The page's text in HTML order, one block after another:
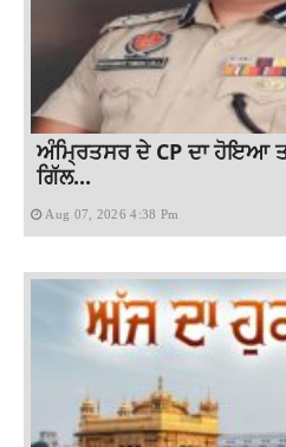
ਅੰਮ੍ਰਿਤਸਰ ਦੇ CP ਦਾ ਹੋਇਆ
ਗਿੱਲ...
Aug 07, 2026 4:38 Pm